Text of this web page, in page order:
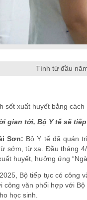
Tính từ đầu
sốt xuất huyết bằng cách
gian tới, Bộ Y tế sẽ
Sơn: Bộ Y tế đã quán
sớm, từ xa. Đầu tháng
huyết, hưởng ứng
Bộ tiếp tục có công
công văn phối hợp với
học sinh.